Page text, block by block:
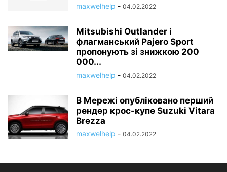
maxwelhelp - 04.02.2022
Mitsubishi Outlander і
флагманський Pajero Sport
пропонують зі знижкою 200
000...
maxwelhelp - 04.02.2022
В Мережі опубліковано перший
рендер крос-купе Suzuki Vitara
Brezza
maxwelhelp - 04.02.2022